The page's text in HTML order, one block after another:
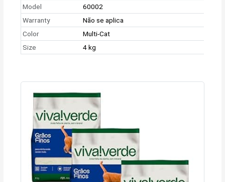
Model
60002
Warranty
Não se aplica
Color
Multi-Cat
Size
4 kg